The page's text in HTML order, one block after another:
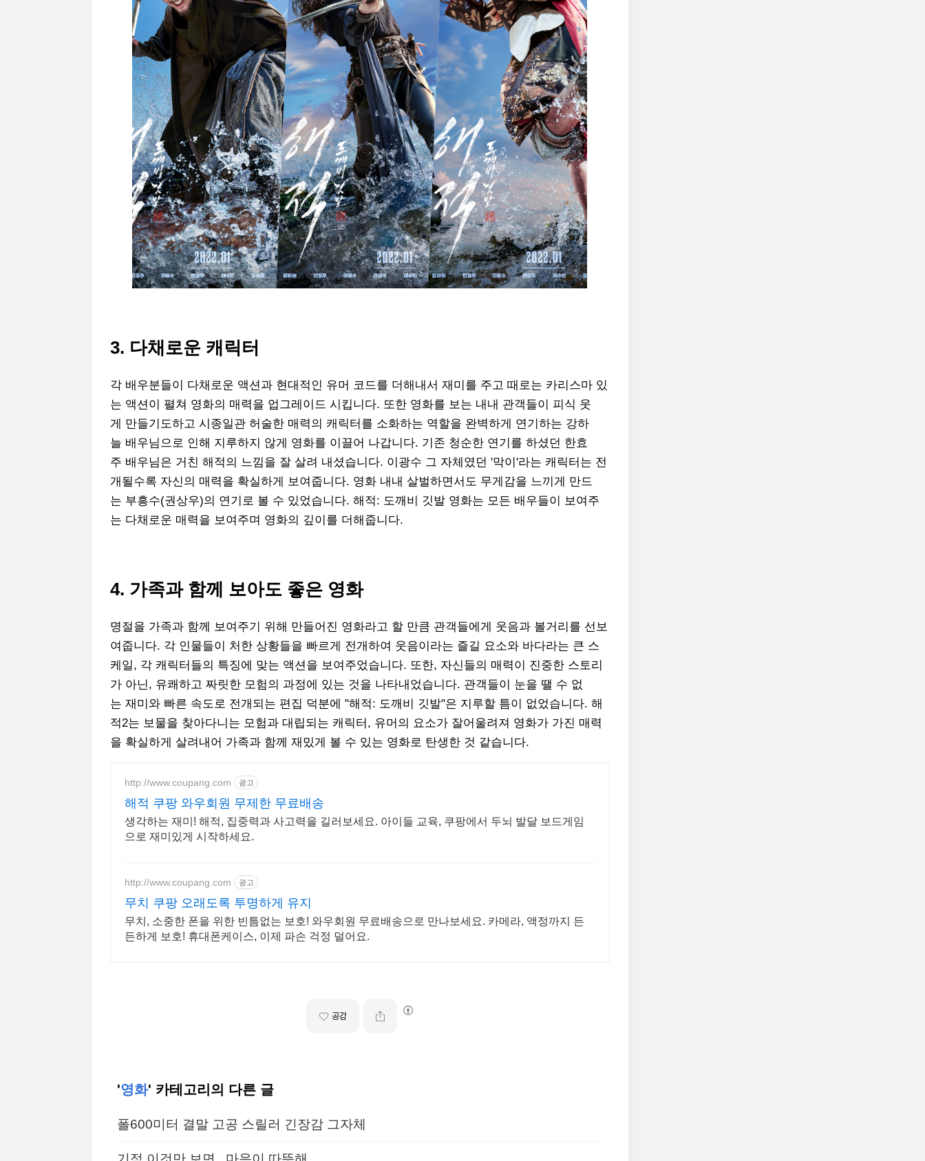
3. 다채로운 캐릭터
각 배우분들이 다채로운 액션과 현대적인 유머 코드를 더해내서 재미를 주고 때로는 카리스마 있
는 액션이 펼쳐 영화의 매력을 업그레이드 시킵니다. 또한 영화를 보는 내내 관객들이 피식 웃
게 만들기도하고 시종일관 허술한 매력의 캐릭터를 소화하는 역할을 완벽하게 연기하는 강하
늘 배우님으로 인해 지루하지 않게 영화를 이끌어 나갑니다. 기존 청순한 연기를 하셨던 한효
주 배우님은 거친 해적의 느낌을 잘 살려 내셨습니다. 이광수 그 자체였던 '막이'라는 캐릭터는 전
개될수록 자신의 매력을 확실하게 보여줍니다. 영화 내내 살벌하면서도 무게감을 느끼게 만드
는 부흥수(권상우)의 연기로 볼 수 있었습니다. 해적: 도깨비 깃발 영화는 모든 배우들이 보여주
는 다채로운 매력을 보여주며 영화의 깊이를 더해줍니다.
4. 가족과 함께 보아도 좋은 영화
명절을 가족과 함께 보여주기 위해 만들어진 영화라고 할 만큼 관객들에게 웃음과 볼거리를 선보
여줍니다. 각 인물들이 처한 상황들을 빠르게 전개하여 웃음이라는 즐길 요소와 바다라는 큰 스
케일, 각 캐릭터들의 특징에 맞는 액션을 보여주었습니다. 또한, 자신들의 매력이 진중한 스토리
가 아닌, 유쾌하고 짜릿한 모험의 과정에 있는 것을 나타내었습니다. 관객들이 눈을 땔 수 없
는 재미와 빠른 속도로 전개되는 편집 덕분에 "해적: 도깨비 깃발"은 지루할 틈이 없었습니다. 해
적2는 보물을 찾아다니는 모험과 대립되는 캐릭터, 유머의 요소가 잘어울려져 영화가 가진 매력
을 확실하게 살려내어 가족과 함께 재밌게 볼 수 있는 영화로 탄생한 것 같습니다.
http://www.coupang.com 광고
해적 쿠팡 와우회원 무제한 무료배송
생각하는 재미! 해적, 집중력과 사고력을 길러보세요. 아이들 교육, 쿠팡에서 두뇌 발달 보드게임
으로 재미있게 시작하세요.
http://www.coupang.com 광고
무치 쿠팡 오래도록 투명하게 유지
무치, 소중한 폰을 위한 빈틈없는 보호! 와우회원 무료배송으로 만나보세요. 카메라, 액정까지 든
든하게 보호! 휴대폰케이스, 이제 파손 걱정 덜어요.
공감
'영화' 카테고리의 다른 글
폴600미터 결말 고공 스릴러 긴장감 그자체